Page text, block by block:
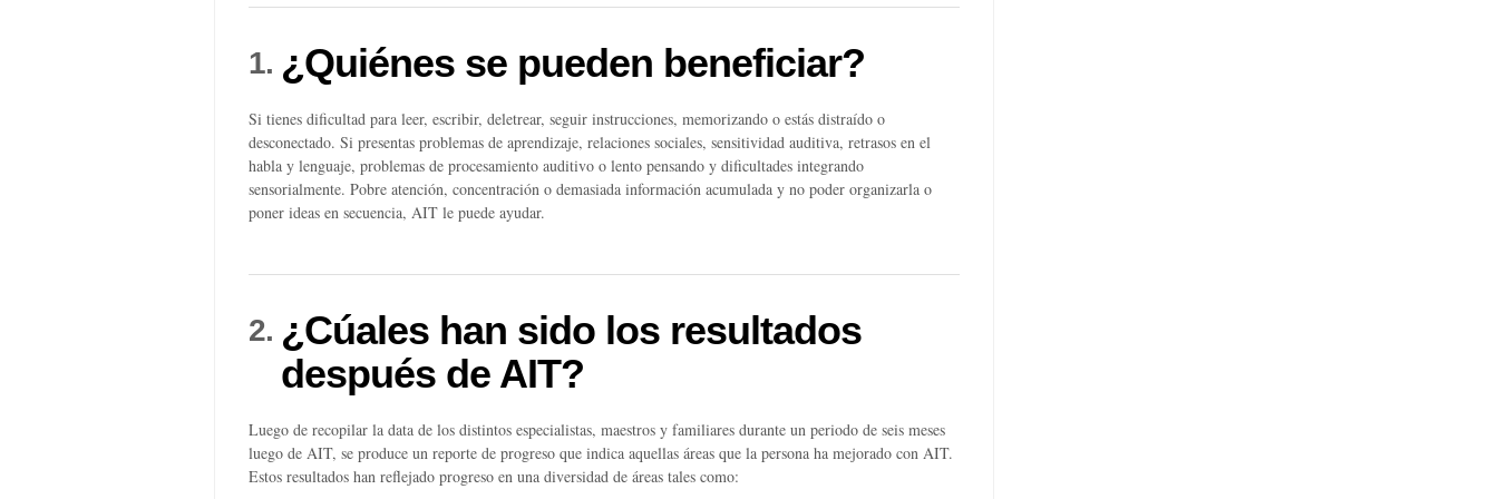
1. ¿Quiénes se pueden beneficiar?
Si tienes dificultad para leer, escribir, deletrear, seguir instrucciones, memorizando o estás distraído o
desconectado. Si presentas problemas de aprendizaje, relaciones sociales, sensitividad auditiva, retrasos en el
habla y lenguaje, problemas de procesamiento auditivo o lento pensando y dificultades integrando
sensorialmente. Pobre atención, concentración o demasiada información acumulada y no poder organizarla o
poner ideas en secuencia, AIT le puede ayudar.
2. ¿Cúales han sido los resultados
después de AIT?
Luego de recopilar la data de los distintos especialistas, maestros y familiares durante un periodo de seis meses
luego de AIT, se produce un reporte de progreso que indica aquellas áreas que la persona ha mejorado con AIT.
Estos resultados han reflejado progreso en una diversidad de áreas tales como: